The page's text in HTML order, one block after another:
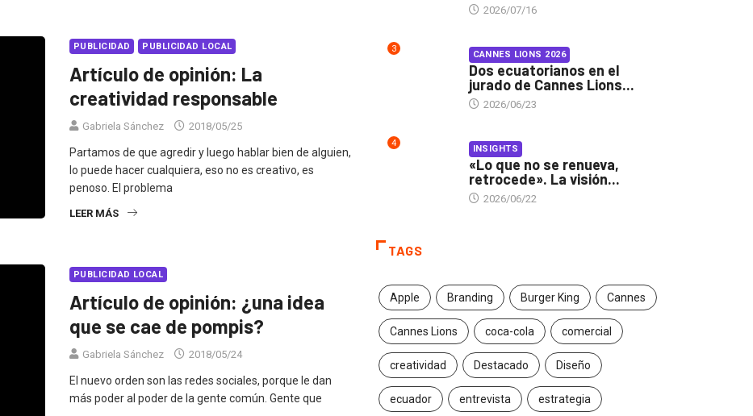
PUBLICIDAD PUBLICIDAD LOCAL
Artículo de opinión: La
creatividad responsable
Gabriela Sánchez 2018/05/25
Partamos de que agredir y luego hablar bien de alguien,
lo puede hacer cualquiera, eso no es creativo, es
penoso. El problema
LEER MÁS
PUBLICIDAD LOCAL
Artículo de opinión: ¿una idea
que se cae de pompis?
Gabriela Sánchez 2018/05/24
El nuevo orden son las redes sociales, porque le dan
más poder al poder de la gente común. Gente que
2026/07/16
3 CANNES LIONS 2026
Dos ecuatorianos en el
jurado de Cannes Lions...
2026/06/23
4 INSIGHTS
«Lo que no se renueva,
retrocede». La visión...
2026/06/22
TAGS
Apple Branding Burger King Cannes
Cannes Lions coca-cola comercial
creatividad Destacado Diseño
ecuador entrevista estrategia